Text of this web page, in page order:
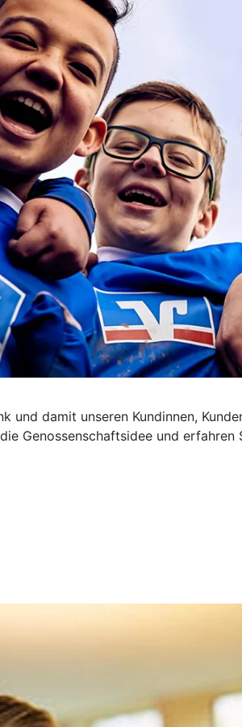
und damit unseren Kundinnen,
Genossenschaftsidee und erfahren